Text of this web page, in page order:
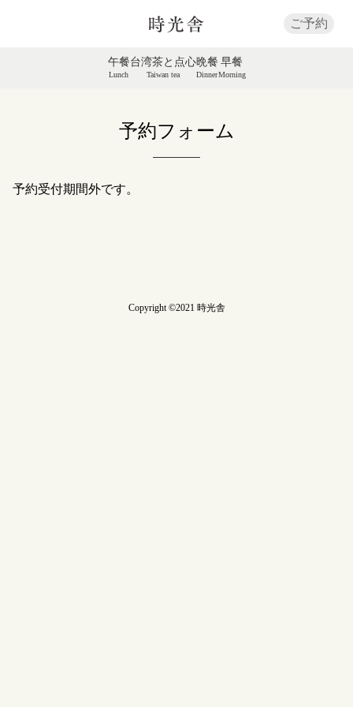
ご予約
午餐
Lunch
台湾茶と点心
Taiwan tea
晩餐
Dinner
早餐
Morning
予約フォーム
予約受付期間外です。
Copyright ©2021 時光舎